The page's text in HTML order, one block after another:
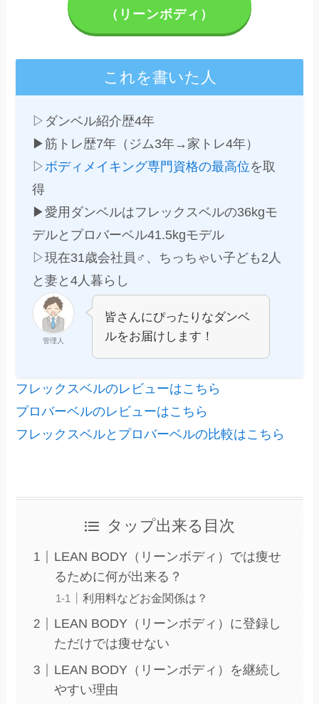
（リーンボディ）
これを書いた人
▷ダンベル紹介歴4年
▶筋トレ歴7年（ジム3年→家トレ4年）
▷ボディメイキング専門資格の最高位を取
得
▶愛用ダンベルはフレックスベルの36kgモ
デルとプロバーベル41.5kgモデル
▷現在31歳会社員♂、ちっちゃい子ども2人
と妻と4人暮らし
管理人
皆さんにぴったりなダンベ
ルをお届けします！
フレックスベルのレビューはこちら
プロバーベルのレビューはこちら
フレックスベルとプロバーベルの比較はこちら
タップ出来る目次
LEAN BODY（リーンボディ）では痩せ
るために何が出来る？
利用料などお金関係は？
LEAN BODY（リーンボディ）に登録し
ただけでは痩せない
LEAN BODY（リーンボディ）を継続し
やすい理由